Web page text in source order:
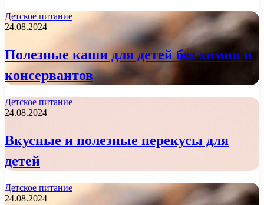
Детское питание
24.08.2024
Полезные каши для детей без химии и
консервантов
Детское питание
24.08.2024
Вкусные и полезные перекусы для
детей
Детское питание
24.08.2024